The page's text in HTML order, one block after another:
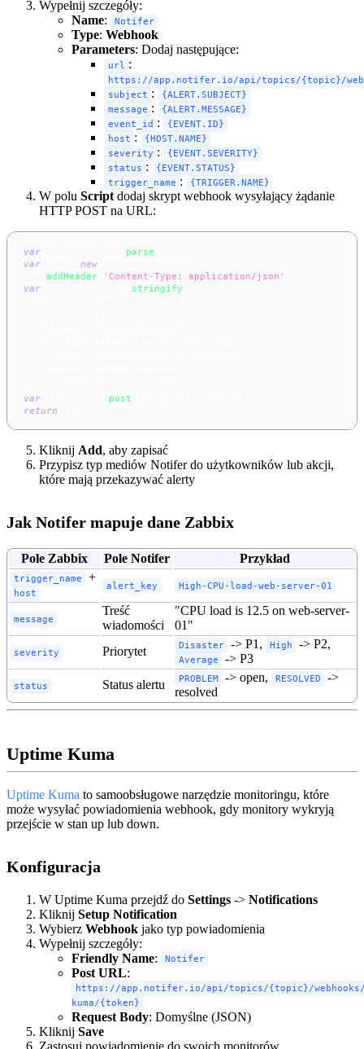
Wypełnij szczegóły:
Name: Notifer
Type: Webhook
Parameters: Dodaj następujące:
url :
https://app.notifer.io/api/topics/{topic}/
subject :
{ALERT.SUBJECT}
message :
{ALERT.MESSAGE}
event_id :
{EVENT.ID}
host :
{HOST.NAME}
severity :
{EVENT.SEVERITY}
status :
{EVENT.STATUS}
trigger_name : {TRIGGER.NAME}
W polu Scriptdodaj skrypt webhook wysyłający żądanie
HTTP POST na URL:
var parse
var
new
addHeader 'Content-Type: application/json'
var
stringify
var
post
return
Kliknij Add, aby zapisać
Przypisz typ mediów Notifer do użytkowników lub akcji,
które mają przekazywać alerty
Jak Notifer mapuje dane Zabbix
Pole Zabbix Pole Notifer Przykład
trigger_name +
host
alert_key High-CPU-load-web-server-01
message
Treść
wiadomości
"CPU load is 12.5 on web-server-
01"
severity Priorytet Disaster -> P1, High -> P2,
Average -> P3
status Status alertu PROBLEM -> open, RESOLVED
->
resolved
Uptime Kuma
Uptime Kuma to samoobsługowe narzędzie monitoringu, które
może wysyłać powiadomienia webhook, gdy monitory wykryją
przejście w stan up lub down.
Konfiguracja
W Uptime Kuma przejdź do Settings -> Notifications
Kliknij Setup Notification
Wybierz Webhook jako typ powiadomienia
Wypełnij szczegóły:
Friendly Name: Notifer
Post URL:
https://app.notifer.io/api/topics/{topic}/
kuma/{token}
Request Body: Domyślne (JSON)
Kliknij Save
Zastosuj powiadomienie do swoich monitorów